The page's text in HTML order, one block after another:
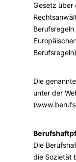
Gesetz über
Berufsregeln)
Die
unter der
Die
die Sozietät